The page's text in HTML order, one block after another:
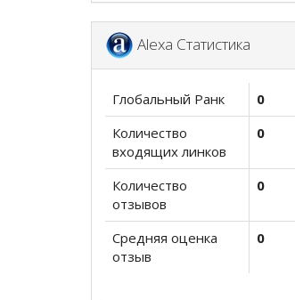
Alexa Статистика
Глобальный Ранк
0
Количество
входящих линков
0
Количество
отзывов
0
Средняя оценка
отзыв
0